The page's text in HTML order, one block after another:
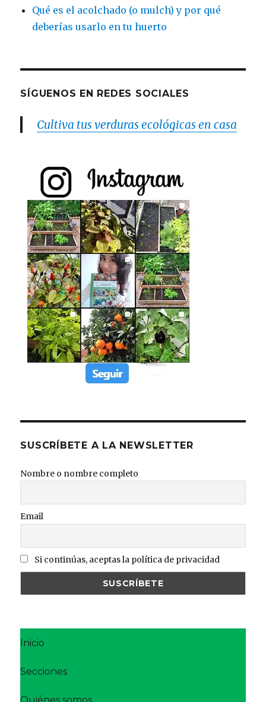
Qué es el acolchado (o mulch) y por qué
deberías usarlo en tu huerto
SÍGUENOS EN REDES SOCIALES
Cultiva tus verduras ecológicas en casa
SUSCRÍBETE A LA NEWSLETTER
Nombre o nombre completo
Email
Si continúas, aceptas la política de privacidad
Inicio
Secciones
Quiénes somos